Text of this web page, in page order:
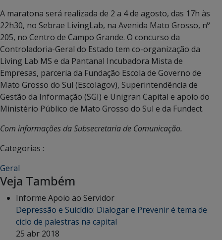
A maratona será realizada de 2 a 4 de agosto, das 17h às
22h30, no Sebrae LivingLab, na Avenida Mato Grosso, nº
205, no Centro de Campo Grande. O concurso da
Controladoria-Geral do Estado tem co-organização da
Living Lab MS e da Pantanal Incubadora Mista de
Empresas, parceria da Fundação Escola de Governo de
Mato Grosso do Sul (Escolagov), Superintendência de
Gestão da Informação (SGI) e Unigran Capital e apoio do
Ministério Público de Mato Grosso do Sul e da Fundect.
Com informações da Subsecretaria de Comunicação.
Categorias :
Geral
Veja Também
Informe Apoio ao Servidor
Depressão e Suicídio: Dialogar e Prevenir é tema de
ciclo de palestras na capital
25 abr 2018